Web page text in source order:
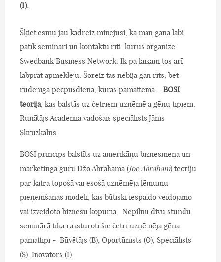
(I).
Šķiet esmu jau kādreiz minējusi, ka man gana labi
patīk semināri un kontaktu rīti, kurus organizē
Swedbank Business Network. Ik pa laikam tos arī
labprāt apmeklēju. Šoreiz tas nebija gan rīts, bet
rudenīga pēcpusdiena, kuras pamattēma – BOSI
teorija, kas balstās uz četriem uzņēmēja gēnu tipiem.
Runātājs Academia vadošais speciālists Jānis
Skrūzkalns.
BOSI princips balstīts uz amerikāņu biznesmeņa un
mārketinga guru Džo Abrahama (Joe Abraham) teoriju
par katra topošā vai esošā uzņēmēja lēmumu
pieņemšanas modeli, kas būtiski iespaido veidojamo
vai izveidoto biznesu kopumā. Nepilnu divu stundu
seminārā tika raksturoti šie četri uzņēmēja gēna
pamattipi - Būvētājs (B), Oportūnists (O), Speciālists
(S), Inovators (I).